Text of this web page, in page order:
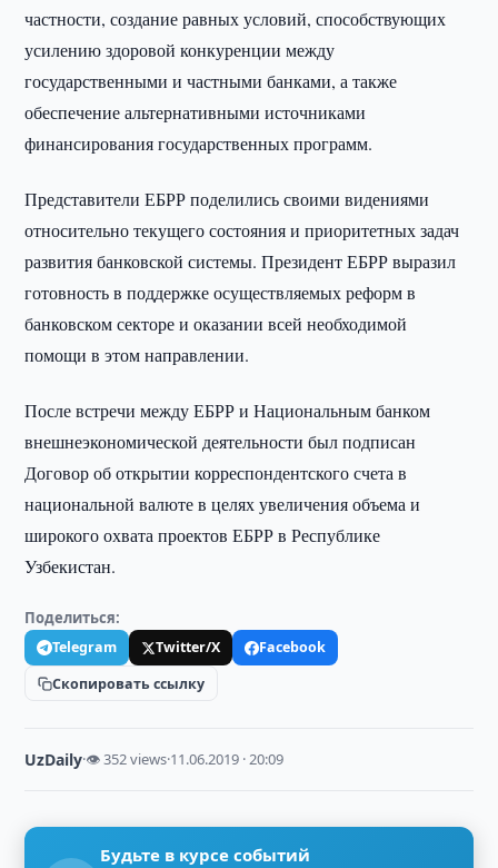
частности, создание равных условий, способствующих
усилению здоровой конкуренции между
государственными и частными банками, а также
обеспечение альтернативными источниками
финансирования государственных программ.
Представители ЕБРР поделились своими видениями
относительно текущего состояния и приоритетных задач
развития банковской системы. Президент ЕБРР выразил
готовность в поддержке осуществляемых реформ в
банковском секторе и оказании всей необходимой
помощи в этом направлении.
После встречи между ЕБРР и Национальным банком
внешнеэкономической деятельности был подписан
Договор об открытии корреспондентского счета в
национальной валюте в целях увеличения объема и
широкого охвата проектов ЕБРР в Республике
Узбекистан.
Поделиться:
Telegram Twitter/X
Facebook
Скопировать ссылку
UzDaily·👁 352 views·11.06.2019 · 20:09
Будьте в курсе событий